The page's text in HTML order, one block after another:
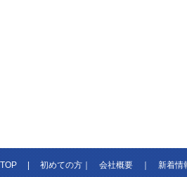
TOP|初めての方｜会社概要｜新着情